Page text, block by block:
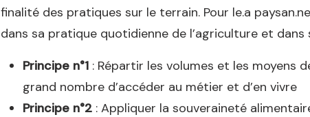
finalité des pratiques sur le terrain. Pour le.a
dans sa pratique quotidienne de l’agriculture et
Principe n°1 : Répartir les volumes et les moyens
grand nombre d’accéder au métier et d’en vivre
Principe n°2 : Appliquer la souveraineté